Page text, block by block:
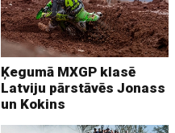
Ķegumā MXGP klasē
Latviju pārstāvēs Jonass
un Kokins